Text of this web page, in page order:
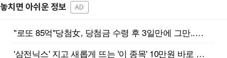
놓치면 아쉬운 정보 AD